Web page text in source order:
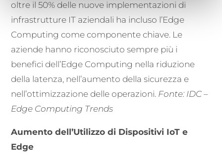
oltre il 50% delle nuove implementazioni di
infrastrutture IT aziendali ha incluso l’Edge
Computing come componente chiave. Le
aziende hanno riconosciuto sempre più i
benefici dell’Edge Computing nella riduzione
della latenza, nell’aumento della sicurezza e
nell’ottimizzazione delle operazioni. Fonte: IDC –
Edge Computing Trends
Aumento dell’Utilizzo di Dispositivi IoT e
Edge